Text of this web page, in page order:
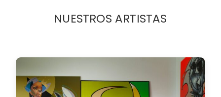
NUESTROS ARTISTAS